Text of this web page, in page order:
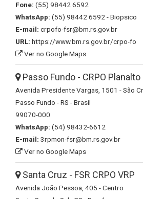
Fone: (55) 98442 6592
WhatsApp: (55) 98442 6592 - Biopsico
E-mail: crpofo-fsr@bm.rs.gov.br
URL: https://www.bm.rs.gov.br/crpo-fo
Ver no Google Maps
Passo Fundo - CRPO
Avenida Presidente Vargas, 1501 - São
Passo Fundo - RS - Brasil
99070-000
WhatsApp: (54) 98432-6612
E-mail: 3rpmon-fsr@bm.rs.gov.br
Ver no Google Maps
Santa Cruz - FSR CRPO VRP
Avenida João Pessoa, 405 - Centro